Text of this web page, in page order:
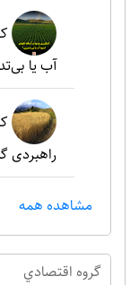
آب یا
راهبردی
مشاهده همه
گروه اقتصادي